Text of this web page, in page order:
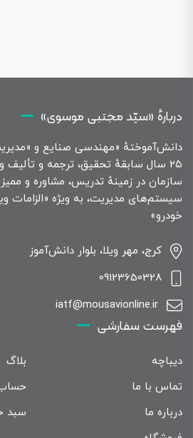
دربارهٔ «سیّد مجتبی موسوی»
دانش‌آموختهٔ «مهندسی صنایع و
۲۵ سال سابقهٔ تحقیق، ترجمه و
سازمان در زمینهٔ تدریس، مشاوره و
سیستم‌های مدیریت، به ویژه «الزامات
خودرو»
کرج، مهر ویلا، بلوار دانش‌آموز
09123650328
iatf@mousavionline.ir
فهرست سفارشی
دیباچه
بلاگ
تماس با ما
درباره ما
سبد